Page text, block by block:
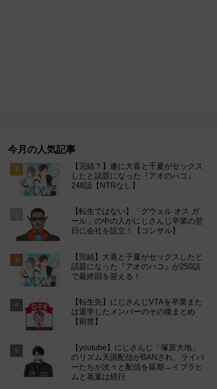
今月の人気記事
【完結？】遂に大喜と千夏がセックス
したと話題になった『アオのハコ』
248話【NTRなし】
【転生ではない】「グウェル オス ガ
ール」の中の人がにじさんじ卒業の翌
日に会社を設立！【コンサル】
【完結】大喜と千夏がセックスしたと
話題になった『アオのハコ』が250話
で最終回を迎える！
【転生先】にじさんじVTAを卒業また
は退学したメンバーのその後まとめ
【前世】
【youtube】にじさんじ「塚原大地」
のリズム天国配信がBANされ、ライバ
ーたちが次々と配信を延期→イブラヒ
ムと葛葉は続行